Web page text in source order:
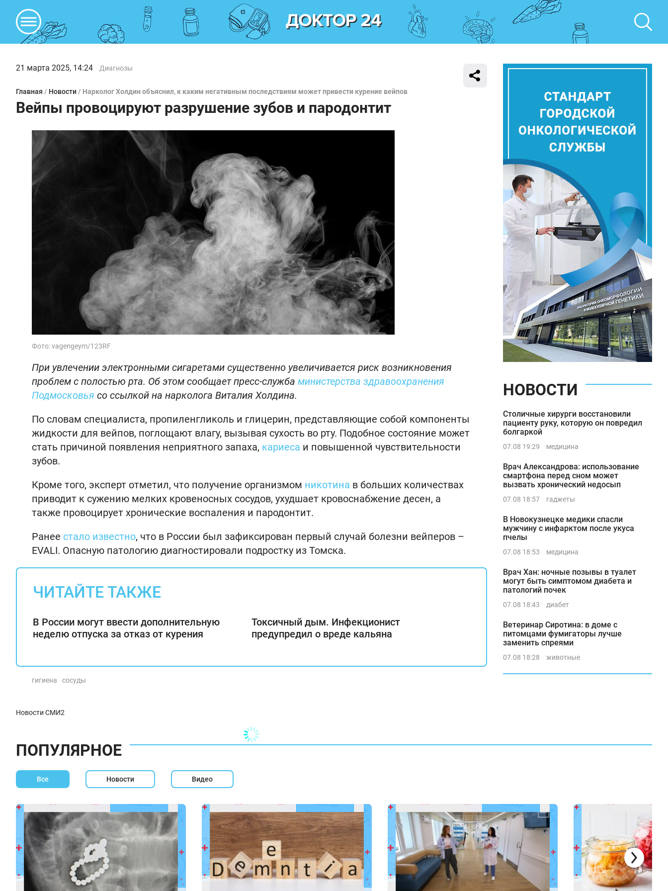
21 марта 2025, 14:24 Диагнозы
Главная / Новости / Нарколог Холдин объяснил, к каким негативным последствиям может привести курение вейпов
Вейпы провоцируют разрушение зубов и пародонтит
Фото: vagengeym/123RF
При увлечении электронными сигаретами существенно увеличивается риск возникновения
проблем с полостью рта. Об этом сообщает пресс-служба министерства здравоохранения
Подмосковья со ссылкой на нарколога Виталия Холдина.
По словам специалиста, пропиленгликоль и глицерин, представляющие собой компоненты
жидкости для вейпов, поглощают влагу, вызывая сухость во рту. Подобное состояние может
стать причиной появления неприятного запаха, кариеса и повышенной чувствительности
зубов.
Кроме того, эксперт отметил, что получение организмом никотина в больших количествах
приводит к сужению мелких кровеносных сосудов, ухудшает кровоснабжение десен, а
также провоцирует хронические воспаления и пародонтит.
Ранее стало известно, что в России был зафиксирован первый случай болезни вейперов –
EVALI. Опасную патологию диагностировали подростку из Томска.
ЧИТАЙТЕ ТАКЖЕ
В России могут ввести дополнительную
неделю отпуска за отказ от курения
Токсичный дым. Инфекционист
предупредил о вреде кальяна
гигиена сосуды
Новости СМИ2
НОВОСТИ
Столичные хирурги восстановили
пациенту руку, которую он повредил
болгаркой
07.08 19:29 медицина
Врач Александрова: использование
смартфона перед сном может
вызвать хронический недосып
07.08 18:57 гаджеты
В Новокузнецке медики спасли
мужчину с инфарктом после укуса
пчелы
07.08 18:53 медицина
Врач Хан: ночные позывы в туалет
могут быть симптомом диабета и
патологий почек
07.08 18:43 диабет
Ветеринар Сиротина: в доме с
питомцами фумигаторы лучше
заменить спреями
07.08 18:28 животные
ПОПУЛЯРНОЕ
Все Новости Видео